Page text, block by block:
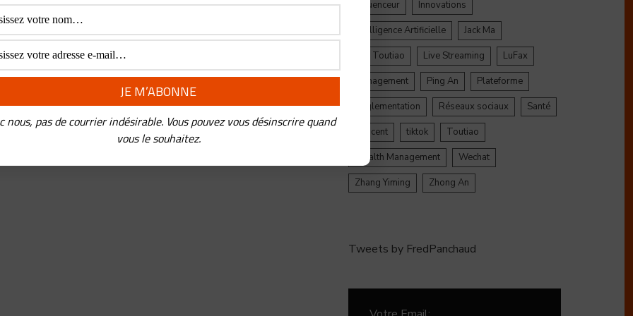
Influenceur
Innovations
Intelligence Artificielle
Jack Ma
Jinri Toutiao
Live Streaming
LuFax
Management
Ping An
Plateforme
Réglementation
Réseaux sociaux
Santé
Tencent
tiktok
Toutiao
Wealth Management
Wechat
Zhang Yiming
Zhong An
Tweets by FredPanchaud
nous, pas de courrier indésirable. Vous pouvez vous désinscrire quand
vous le souhaitez.